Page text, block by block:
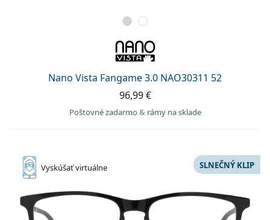
Nano Vista Fangame 3.0 NAO30311 52
96,99 €
Poštovné zadarmo& rámy na sklade
Vyskúšaťvirtuálne SLNEČNÝ KLIP